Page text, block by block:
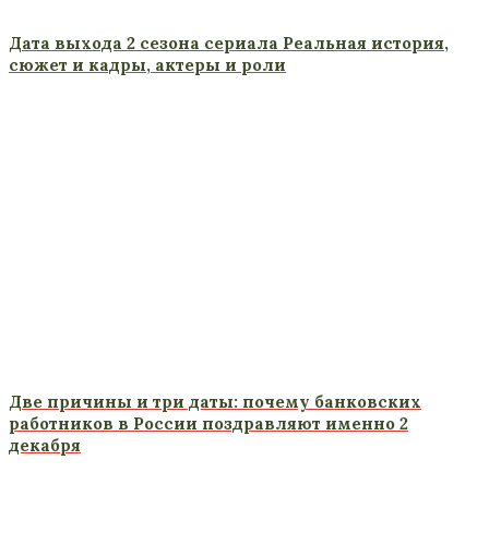
Дата выхода 2 сезона сериала Реальная история,
сюжет и кадры, актеры и роли
Две причины и три даты: почему банковских
работников в России поздравляют именно 2
декабря